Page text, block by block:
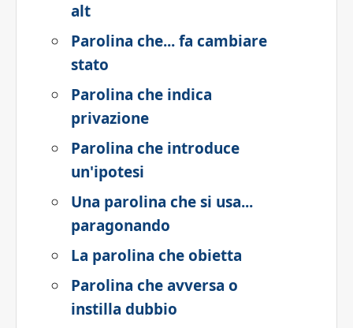
alt
Parolina che... fa cambiare
stato
Parolina che indica
privazione
Parolina che introduce
un'ipotesi
Una parolina che si usa...
paragonando
La parolina che obietta
Parolina che avversa o
instilla dubbio